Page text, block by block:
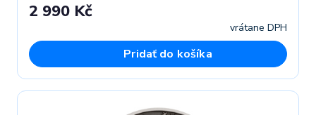
2 990 Kč
vrátane DPH
Pridať do košíka